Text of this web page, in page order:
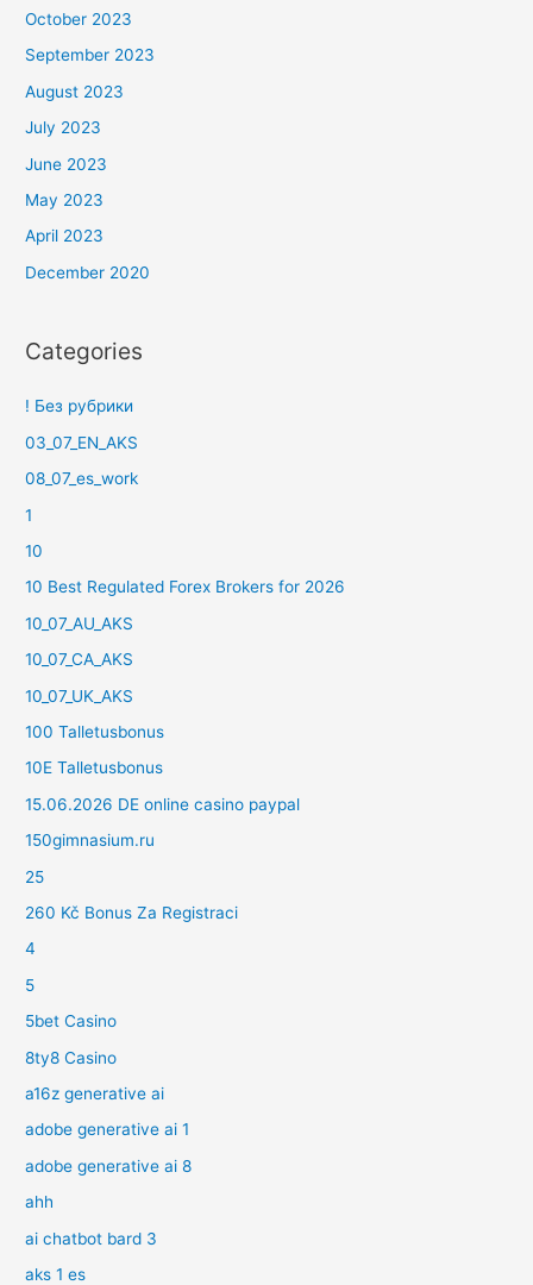
October 2023
September 2023
August 2023
July 2023
June 2023
May 2023
April 2023
December 2020
Categories
! Без рубрики
03_07_EN_AKS
08_07_es_work
1
10
10 Best Regulated Forex Brokers for 2026
10_07_AU_AKS
10_07_CA_AKS
10_07_UK_AKS
100 Talletusbonus
10E Talletusbonus
15.06.2026 DE online casino paypal
150gimnasium.ru
25
260 Kč Bonus Za Registraci
4
5
5bet Casino
8ty8 Casino
a16z generative ai
adobe generative ai 1
adobe generative ai 8
ahh
ai chatbot bard 3
aks 1 es